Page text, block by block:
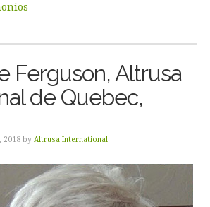
Ferguson, Altrusa
de Quebec,
2018 by Altrusa International